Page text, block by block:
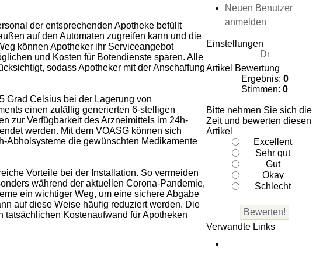
der entsprechenden Apotheke befüllt
auf den Automaten zugreifen kann und die
können Apotheker ihr Serviceangebot
und Kosten für Botendienste sparen. Alle
sodass Apotheker mit der Anschaffung
Grad Celsius bei der Lagerung von
einen zufällig generierten 6-stelligen
zur Verfügbarkeit des Arzneimittels im 24h-
werden. Mit dem VOASG können sich
Abholsysteme die gewünschten Medikamente
Vorteile bei der Installation. So vermeiden
während der aktuellen Corona-Pandemie,
ein wichtiger Weg, um eine sichere Abgabe
auf diese Weise häufig reduziert werden. Die
Kostenaufwand für Apotheken
Neuen Benutzer
anmelden
Einstellungen
Artikel Bewertung
Ergebnis: 0
Stimmen: 0
Bitte nehmen Sie sich die
Zeit und bewerten diesen
Artikel
Verwandte Links